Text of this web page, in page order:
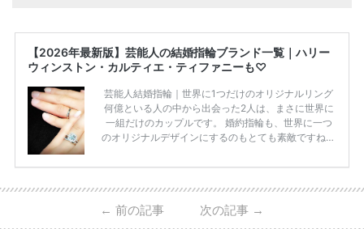
【2026年最新版】芸能人の結婚指輪ブランド一覧｜ハリー
ウィンストン・カルティエ・ティファニーも♡
芸能人結婚指輪｜世界に1つだけのオリジナルリング
何億といる人の中から出会った2人は、まさに世界に
一組だけのカップルです。 婚約指輪も、世界に一つ
のオリジナルデザインにするのもとても素敵ですね♡
のを形にするのも想い出になります。 上戸彩さん・H
HPより引用 2011年9月に結婚した女優の上戸彩さん
とEXILEのHIROさん。 上戸さんに贈った婚約指輪
← 前の記事 次の記事 →